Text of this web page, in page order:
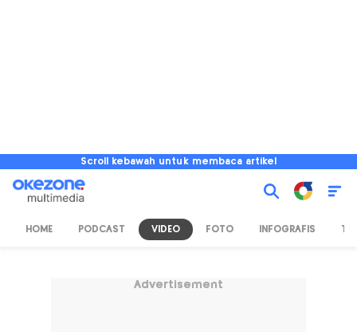
Scroll kebawah untuk membaca artikel
HOME PODCAST VIDEO FOTO INFOGRAFIS TV
Advertisement